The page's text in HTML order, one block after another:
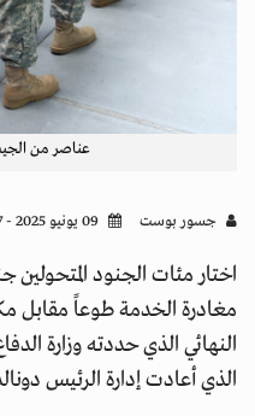
عناصر من
جسور بوست
اختار مئات الجنود المتحولين
مغادرة الخدمة طوعاً مقابل
النهائي الذي حددته وزارة
الذي أعادت إدارة الرئيس